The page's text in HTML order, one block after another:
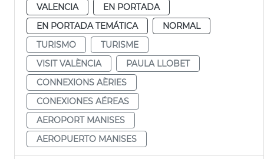
VALENCIA
EN PORTADA
EN PORTADA TEMÁTICA
NORMAL
TURISMO
TURISME
VISIT VALÈNCIA
PAULA LLOBET
CONNEXIONS AÈRIES
CONEXIONES AÉREAS
AEROPORT MANISES
AEROPUERTO MANISES